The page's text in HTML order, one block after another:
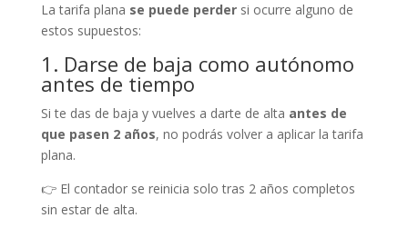
La tarifa plana se puede perdersi ocurre alguno de
estos supuestos:
1. Darse de baja como autónomo
antes de tiempo
Si te das de baja y vuelves a darte de alta antes de
que pasen 2 años, no podrás volver a aplicar la tarifa
plana.
👉 El contador se reinicia solo tras 2 años completos
sin estar de alta.